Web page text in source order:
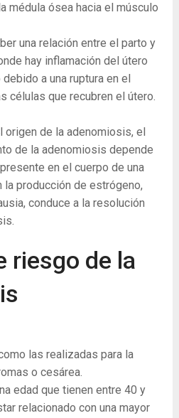
médula ósea hacia el músculo
una relación entre el parto y
hay inflamación del útero
a una ruptura en el
células que recubren el útero.
origen de la adenomiosis, el
de la adenomiosis depende
en el cuerpo de una
la producción de estrógeno,
conduce a la resolución
riesgo de la
las realizadas para la
o cesárea.
edad que tienen entre 40 y
relacionado con una mayor